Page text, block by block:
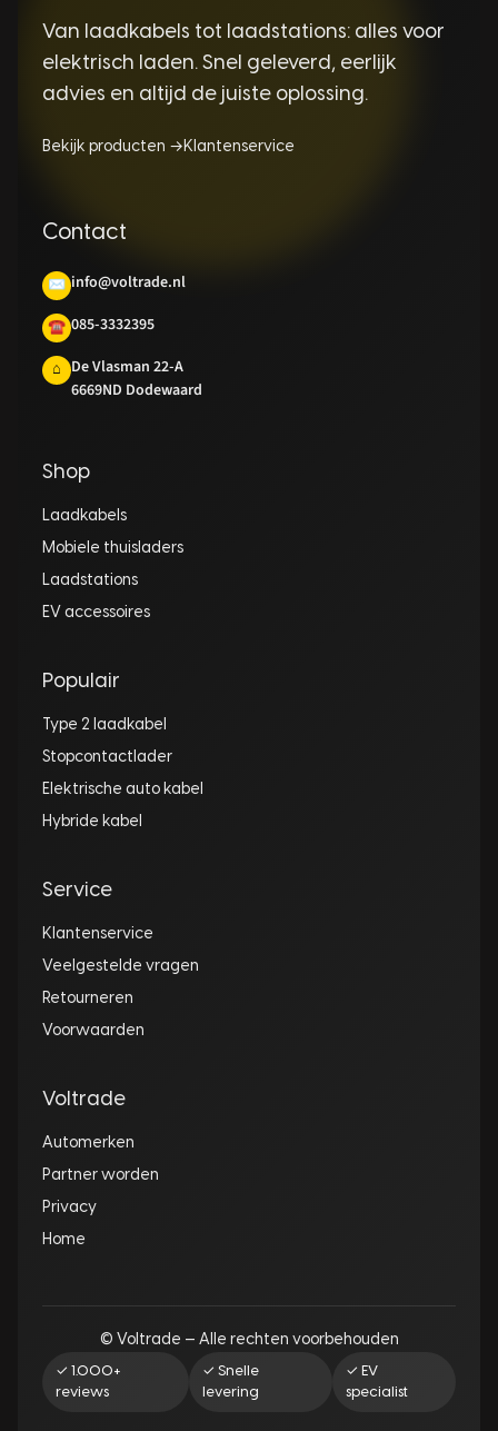
Van laadkabels tot laadstations: alles voor
elektrisch laden. Snel geleverd, eerlijk
advies en altijd de juiste oplossing.
Bekijk producten → Klantenservice
Contact
✉ info@voltrade.nl
☎ 085-3332395
⌂
De Vlasman 22-A
6669ND Dodewaard
Shop
Laadkabels
Mobiele thuisladers
Laadstations
EV accessoires
Populair
Type 2 laadkabel
Stopcontactlader
Elektrische auto kabel
Hybride kabel
Service
Klantenservice
Veelgestelde vragen
Retourneren
Voorwaarden
Voltrade
Automerken
Partner worden
Privacy
Home
© Voltrade — Alle rechten voorbehouden
✓ 1.000+
reviews
✓ Snelle
levering
✓ EV
specialist